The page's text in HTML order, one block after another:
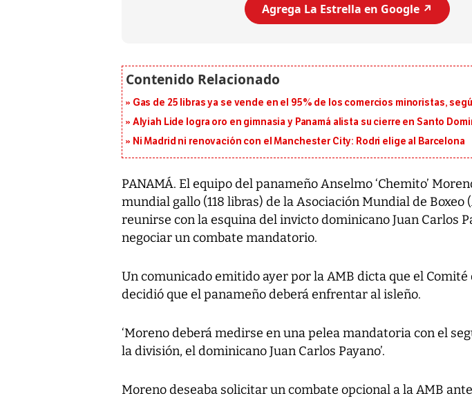
Agrega La Estrella en Google ↗️
Gas de 25 libras ya se vende en el 95% de los comercios minoristas,
Alyiah Lide logra oro en gimnasia y Panamá alista su cierre en Santo
Ni Madrid ni renovación con el Manchester City: Rodri elige al Barcelona
PANAMÁ. El equipo del panameño Anselmo ‘Chemito’
mundial gallo (118 libras) de la Asociación Mundial de Boxeo
reunirse con la esquina del invicto dominicano Juan Carlos
negociar un combate mandatorio.
Un comunicado emitido ayer por la AMB dicta que el Comité
decidió que el panameño deberá enfrentar al isleño.
‘Moreno deberá medirse en una pelea mandatoria con el
la división, el dominicano Juan Carlos Payano’.
Moreno deseaba solicitar un combate opcional a la AMB
Un fuerte
7,1 se registró